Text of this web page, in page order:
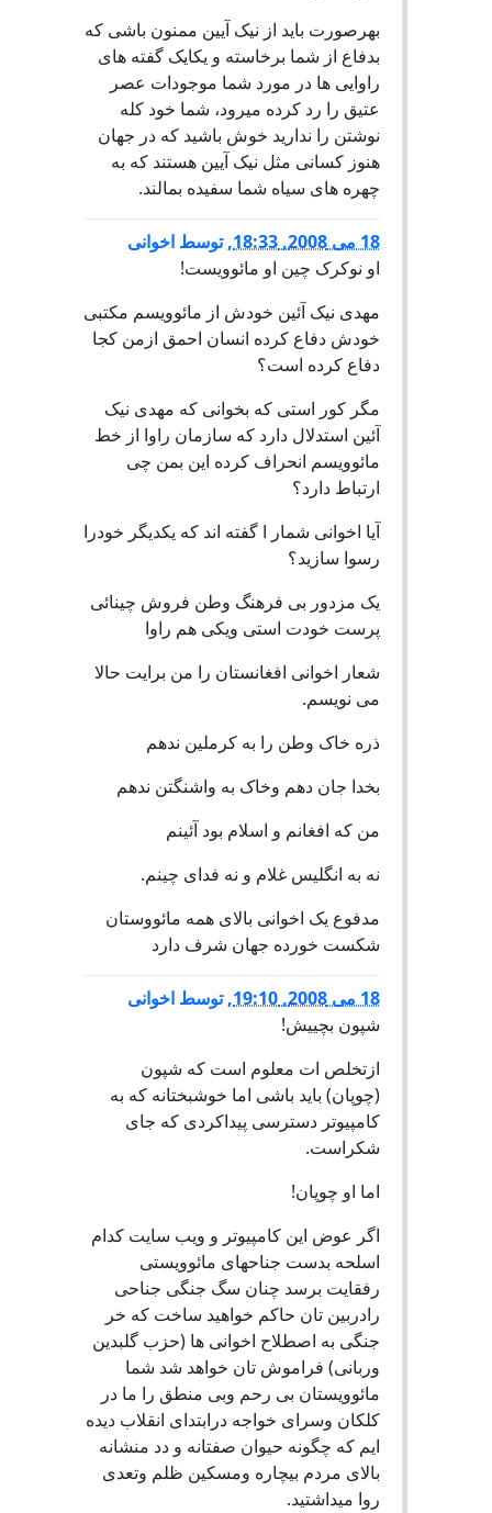
بهرصورت باید از نیک آیین ممنون باشی که
بدفاع از شما برخاسته و یکایک گفته های
راوایی ها در مورد شما موجودات عصر
عتیق را رد کرده میرود، شما خود کله
نوشتن را ندارید خوش باشید که در جهان
هنوز کسانی مثل نیک آیین هستند که به
چهره های سیاه شما سفیده بمالند.
18 می 2008, 18:33 ,توسط اخوانی
او نوکرک چین او مائوویست!
مهدی نیک آئین خودش از مائوویسم مکتبی
خودش دفاع کرده انسان احمق ازمن کجا
دفاع کرده است؟
مگر کور استی که بخوانی که مهدی نیک
آئین استدلال دارد که سازمان راوا از خط
مائوویسم انحراف کرده این بمن چی
ارتباط دارد؟
آیا اخوانی شمار ا گفته اند که یکدیگر خودرا
رسوا سازید؟
یک مزدور بی فرهنگ وطن فروش چینائی
پرست خودت استی ویکی هم راوا
شعار اخوانی افغانستان را من برایت حالا
می نویسم.
ذره خاک وطن را به کرملین ندهم
بخدا جان دهم وخاک به واشنگتن ندهم
من که افغانم و اسلام بود آئینم
نه به انگلیس غلام و نه فدای چینم.
مدفوع یک اخوانی بالای همه مائووستان
شکست خورده جهان شرف دارد
18 می 2008, 19:10 ,توسط اخوانی
شپون بچییش!
ازتخلص ات معلوم است که شپون
(چوپان) باید باشی اما خوشبختانه که به
کامپیوتر دسترسی پیداکردی که جای
شکراست.
اما او چوپان!
اگر عوض این کامپیوتر و ویب سایت کدام
اسلحه بدست جناحهای مائوویستی
رفقایت برسد چنان سگ جنگی جناحی
رادربین تان حاکم خواهید ساخت که خر
جنگی به اصطلاح اخوانی ها (حزب گلبدین
وربانی) فراموش تان خواهد شد شما
مائوویستان بی رحم وبی منطق را ما در
کلکان وسرای خواجه درابتدای انقلاب دیده
ایم که چگونه حیوان صفتانه و دد منشانه
بالای مردم بیچاره ومسکین ظلم وتعدی
روا میداشتید.